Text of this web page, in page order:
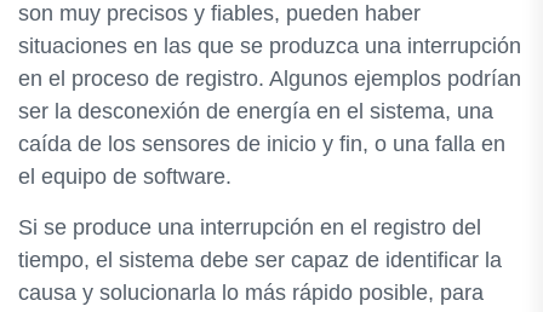
son muy precisos y fiables, pueden haber
situaciones en las que se produzca una interrupción
en el proceso de registro. Algunos ejemplos podrían
ser la desconexión de energía en el sistema, una
caída de los sensores de inicio y fin, o una falla en
el equipo de software.
Si se produce una interrupción en el registro del
tiempo, el sistema debe ser capaz de identificar la
causa y solucionarla lo más rápido posible, para